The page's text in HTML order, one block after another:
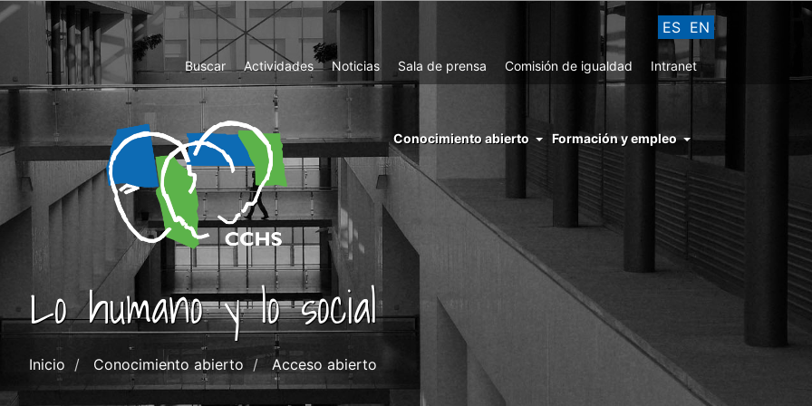
ES EN
Top
Menu
Buscar Actividades Noticias Sala de prensa Comisión de igualdad Intranet
menu
right
cchs
conocimiento
abierto
Conocimiento abierto Formación y empleo
Lo humano y lo social
Inicio Conocimiento abierto Acceso abierto